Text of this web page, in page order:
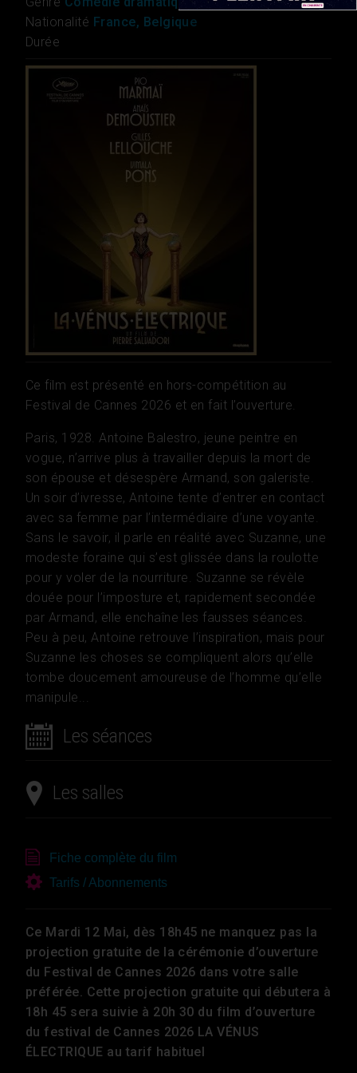
Nationalité France, Belgique
Durée
Ce film est présenté en hors-compétition au
Festival de Cannes 2026 et en fait l’ouverture.
Paris, 1928. Antoine Balestro, jeune peintre en
vogue, n’arrive plus à travailler depuis la mort de
son épouse et désespère Armand, son galeriste.
Un soir d’ivresse, Antoine tente d’entrer en contact
avec sa femme par l’intermédiaire d’une voyante.
Sans le savoir, il parle en réalité avec Suzanne, une
modeste foraine qui s’est glissée dans la roulotte
pour y voler de la nourriture. Suzanne se révèle
douée pour l’imposture et, rapidement secondée
par Armand, elle enchaîne les fausses séances.
Peu à peu, Antoine retrouve l’inspiration, mais pour
Suzanne les choses se compliquent alors qu’elle
tombe doucement amoureuse de l’homme qu’elle
manipule...
Les séances
Les salles
Fiche complète du film
Tarifs / Abonnements
Ce Mardi 12 Mai, dès 18h45 ne manquez pas la
projection gratuite de la cérémonie d’ouverture
du Festival de Cannes 2026 dans votre salle
préférée. Cette projection gratuite qui débutera à
18h 45 sera suivie à 20h 30 du film d’ouverture
du festival de Cannes 2026 LA VÉNUS
ÉLECTRIQUE au tarif habituel